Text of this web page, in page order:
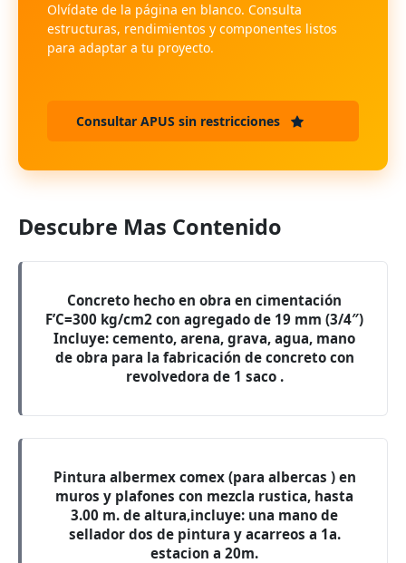
Olvídate de la página en blanco. Consulta
estructuras, rendimientos y componentes listos
para adaptar a tu proyecto.
Consultar APUS sin restricciones
Descubre Mas Contenido
Concreto hecho en obra en cimentación
F’C=300 kg/cm2 con agregado de 19 mm (3/4″)
Incluye: cemento, arena, grava, agua, mano
de obra para la fabricación de concreto con
revolvedora de 1 saco .
Pintura albermex comex (para albercas ) en
muros y plafones con mezcla rustica, hasta
3.00 m. de altura,incluye: una mano de
sellador dos de pintura y acarreos a 1a.
estacion a 20m.